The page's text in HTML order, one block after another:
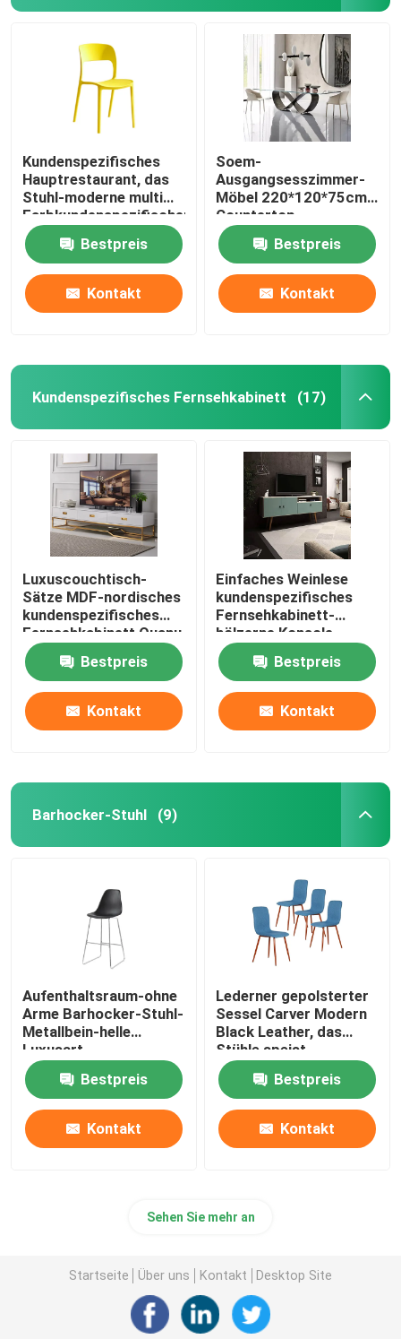
Kundenspezifisches
Hauptrestaurant, das
Stuhl-moderne multi
Farbkundenspezifischen
Plastikstuhl speist
Bestpreis
Kontakt
Soem-
Ausgangsesszimmer-
Möbel 220*120*75cm
Countertop-
Speisetisch
Bestpreis
Kontakt
Kundenspezifisches Fernsehkabinett (17)
Luxuscouchtisch-
Sätze MDF-nordisches
kundenspezifisches
Fernsehkabinett Quanu
Bestpreis
Kontakt
Einfaches Weinlese
kundenspezifisches
Fernsehkabinett-
hölzerne Konsole
Fernsehstand-
Unterhaltungszentrum-
Medien
Bestpreis
Kontakt
Barhocker-Stuhl (9)
Aufenthaltsraum-ohne
Arme Barhocker-Stuhl-
Metallbein-helle
Luxusart
Bestpreis
Kontakt
Lederner gepolsterter
Sessel Carver Modern
Black Leather, das
Stühle speist
Bestpreis
Kontakt
Sehen Sie mehr an
Startseite Über uns Kontakt Desktop Site